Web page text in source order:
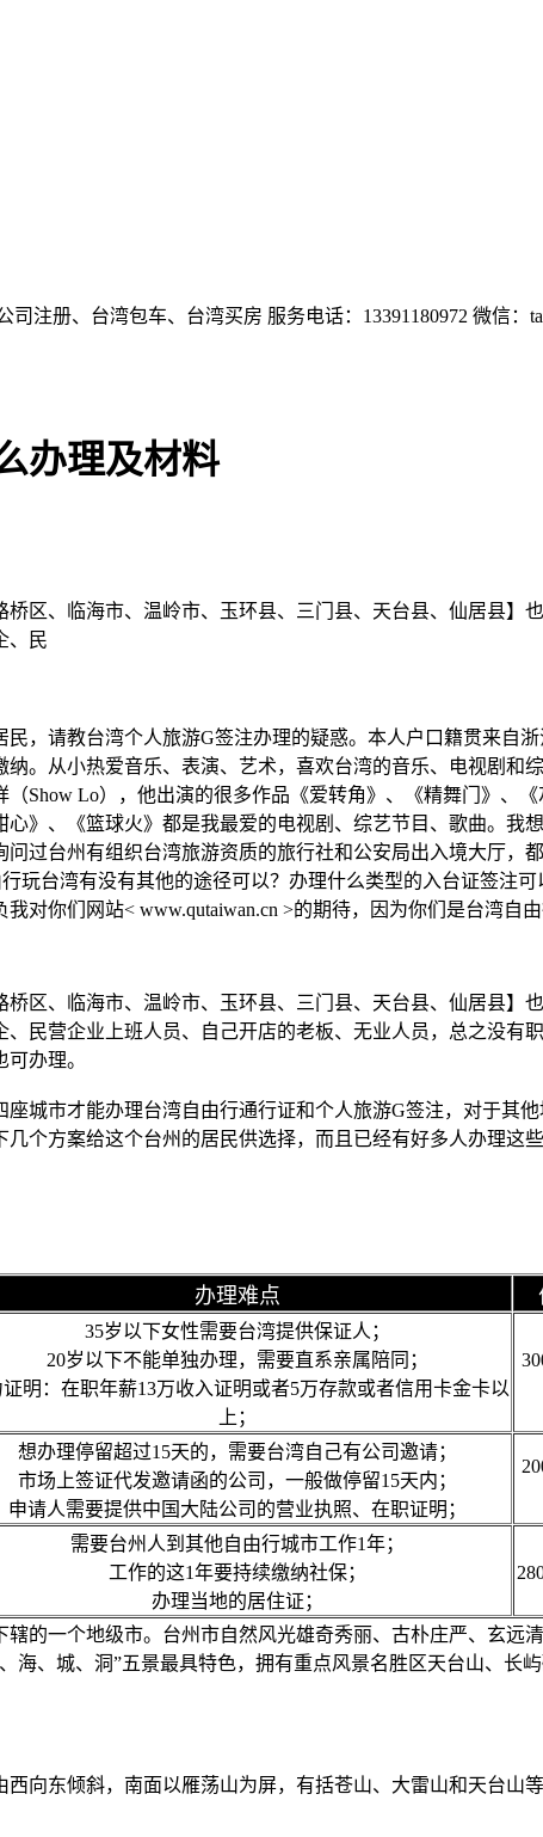
注册、台湾包车、台湾买房 服务电话：13391180972 微信：
办理及材料
区、临海市、温岭市、玉环县、三门县、天台县、仙居县】
、民
，请教台湾个人旅游G签注办理的疑惑。本人户口籍贯来自
。从小热爱音乐、表演、艺术，喜欢台湾的音乐、电视剧和
Show Lo），他出演的很多作品《爱转角》、《精舞门》、
》、《篮球火》都是我最爱的电视剧、综艺节目、歌曲。我
过台州有组织台湾旅游资质的旅行社和公安局出入境大厅，
玩台湾有没有其他的途径可以？办理什么类型的入台证签注
对你们网站< www.qutaiwan.cn >的期待，因为你们是台湾自由
区、临海市、温岭市、玉环县、三门县、天台县、仙居县】
民营企业上班人员、自己开店的老板、无业人员，总之没有
办理。
城市才能办理台湾自由行通行证和个人旅游G签注，对于其
个方案给这个台州的居民供选择，而且已经有好多人办理这
办理难点
35岁以下女性需要台湾提供保证人；
20岁以下不能单独办理，需要直系亲属陪同；
证明：在职年薪13万收入证明或者5万存款或者信用卡金卡以
上；
想办理停留超过15天的，需要台湾自己有公司邀请；
市场上签证代发邀请函的公司，一般做停留15天内；
申请人需要提供中国大陆公司的营业执照、在职证明；
需要台州人到其他自由行城市工作1年；
工作的这1年要持续缴纳社保；
办理当地的居住证；
的一个地级市。台州市自然风光雄奇秀丽、古朴庄严、玄远
海、城、洞”五景最具特色，拥有重点风景名胜区天台山、长
向东倾斜，南面以雁荡山为屏，有括苍山、大雷山和天台山